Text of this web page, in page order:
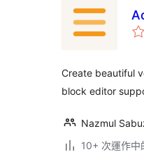
Create beautiful
block editor
Nazmul
10+ 次運作中